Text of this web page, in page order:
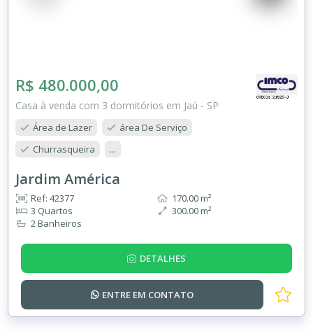
R$ 480.000,00
Casa à venda com 3 dormitórios em Jaú - SP
Área de Lazer
área De Serviço
Churrasqueira
...
Jardim América
Ref: 42377
3 Quartos
2 Banheiros
170.00 m²
300.00 m²
DETALHES
ENTRE EM CONTATO